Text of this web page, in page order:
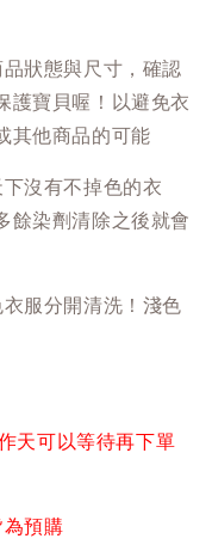
狀態與尺寸，確認
護寶貝喔！以避免衣
其他商品的可能
沒有不掉色的衣
餘染劑清除之後就會
服分開清洗！淺色
天可以等待再下單
預購